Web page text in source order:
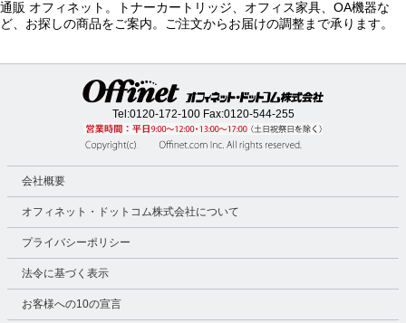
通販 オフィネット。トナーカートリッジ、オフィス家具、OA機器な
ど、お探しの商品をご案内。ご注文からお届けの調整まで承ります。
Tel:0120-172-100Fax:0120-544-255
会社概要
オフィネット・ドットコム株式会社について
プライバシーポリシー
法令に基づく表示
お客様への10の宣言